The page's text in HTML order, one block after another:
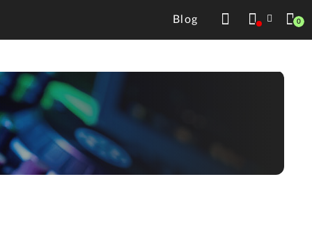
Blog 0